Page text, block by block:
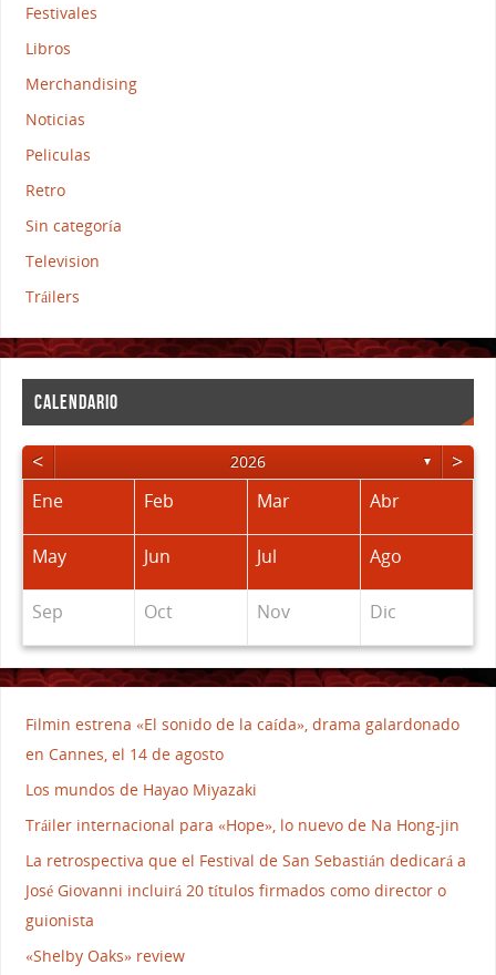
Festivales
Libros
Merchandising
Noticias
Peliculas
Retro
Sin categoría
Television
Tráilers
CALENDARIO
< 2026 ▼ >
Ene Feb Mar Abr
May Jun Jul Ago
Sep Oct Nov Dic
Filmin estrena «El sonido de la caída», drama galardonado
en Cannes, el 14 de agosto
Los mundos de Hayao Miyazaki
Tráiler internacional para «Hope», lo nuevo de Na Hong-jin
La retrospectiva que el Festival de San Sebastián dedicará a
José Giovanni incluirá 20 títulos firmados como director o
guionista
«Shelby Oaks» review